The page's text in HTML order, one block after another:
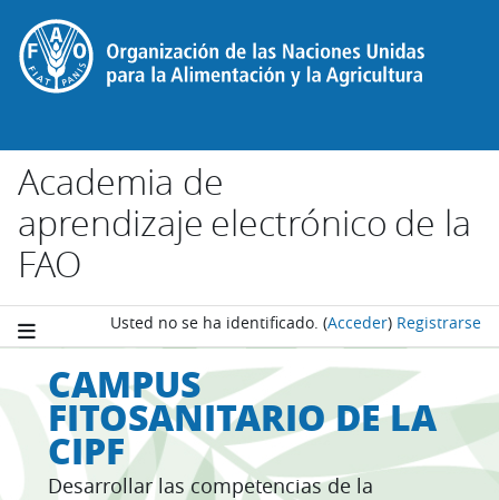
Salta al contenido principal
Academia de
aprendizaje electrónico de la
FAO
Usted no se ha identificado. (Acceder) Registrarse
CAMPUS
FITOSANITARIO DE LA
CIPF
Desarrollar las competencias de la